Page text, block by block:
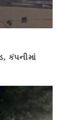
કંપનીમાં